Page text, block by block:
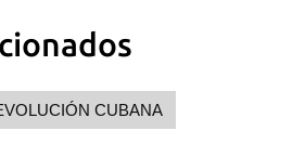
CUBANA